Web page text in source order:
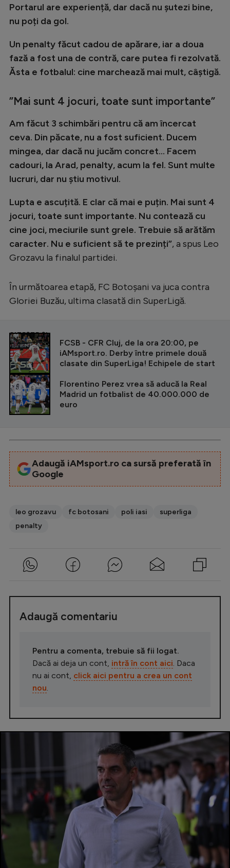
Auto
Alte sporturi
JO 2026
Intră în cont
Creează cont
Portarul are experiență, dar dacă nu șutezi bine,
nu poți da gol.
Un penalty făcut cadou de apărare, iar a doua
fază a fost una de contră, care putea fi rezolvată.
Ăsta e fotbalul: cine marchează mai mult, câștigă.
”Mai sunt 4 jocuri, toate sunt importante”
Am făcut 3 schimbări pentru că am încercat
ceva. Din păcate, nu a fost suficient. Ducem
mingea, dar dacă nu jucăm concret... Facem
cadouri, la Arad, penalty, acum la fel. Sunt multe
lucruri, dar nu știu motivul.
Lupta e ascuțită. E clar că mai e puțin. Mai sunt 4
jocuri, toate sunt importante. Nu contează cu
cine joci, meciurile sunt grele. Trebuie să arătăm
caracter. Nu e suficient să te prezinți”, a spus Leo
Grozavu la finalul partidei.
În următoarea etapă, FC Botoșani va juca contra
Gloriei Buzău, ultima clasată din SuperLigă.
CITEȘTE ȘI
FCSB - CFR Cluj, de la ora 20:00, pe
iAMsport.ro. Derby între primele două
clasate din SuperLiga! Echipele de start
Florentino Perez vrea să aducă la Real
Madrid un fotbalist de 40.000.000 de
euro
Adaugă iAMsport.ro ca sursă preferată în
Google
leo grozavu fc botosani poli iasi
superliga
penalty
Adaugă comentariu
Pentru a comenta, trebuie să fii logat.
Dacă ai deja un cont, intră în cont aici . Daca
nu ai cont, click aici pentru a crea un cont
nou